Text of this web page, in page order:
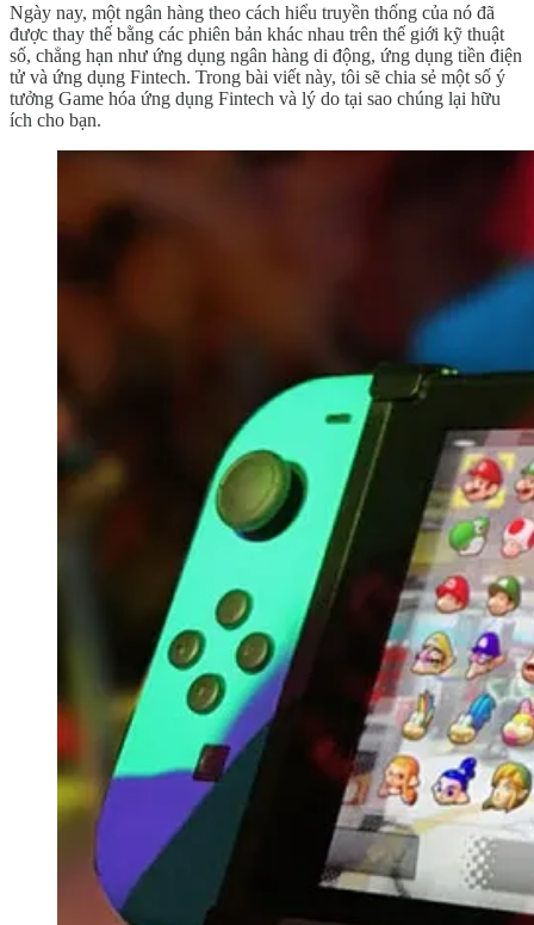
Ngày nay, một ngân hàng theo cách hiểu truyền thống của nó đã
được thay thế bằng các phiên bản khác nhau trên thế giới kỹ thuật
số, chẳng hạn như ứng dụng ngân hàng di động, ứng dụng tiền điện
tử và ứng dụng Fintech. Trong bài viết này, tôi sẽ chia sẻ một số ý
tưởng Game hóa ứng dụng Fintech và lý do tại sao chúng lại hữu
ích cho bạn.